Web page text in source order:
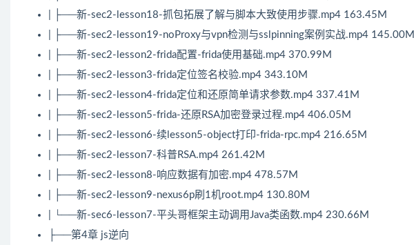
| ├──新-sec2-lesson18-抓包拓展了解与脚本大致使用步骤.mp4 163.45M
| ├──新-sec2-lesson19-noProxy与vpn检测与sslpinning案例实战.mp4 145.00M
| ├──新-sec2-lesson2-frida配置-frida使用基础.mp4 370.99M
| ├──新-sec2-lesson3-frida定位签名校验.mp4 343.10M
| ├──新-sec2-lesson4-frida定位和还原简单请求参数.mp4 337.41M
| ├──新-sec2-lesson5-frida-还原RSA加密登录过程.mp4 406.05M
| ├──新-sec2-lesson6-续lesson5-object打印-frida-rpc.mp4 216.65M
| ├──新-sec2-lesson7-科普RSA.mp4 261.42M
| ├──新-sec2-lesson8-响应数据有加密.mp4 478.57M
| ├──新-sec2-lesson9-nexus6p刷1机root.mp4 130.80M
| └──新-sec6-lesson7-平头哥框架主动调用Java类函数.mp4 230.66M
├──第4章 js逆向